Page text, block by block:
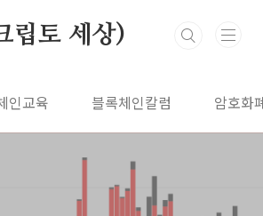
립토 세상)
인교육 블록체인칼럼 암호화